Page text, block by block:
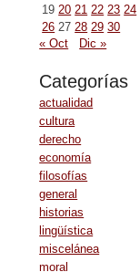
19 20 21 22 23 24
26 27 28 29 30
« Oct
Dic »
Categorías
actualidad
cultura
derecho
economía
filosofías
general
historias
lingüística
miscelánea
moral